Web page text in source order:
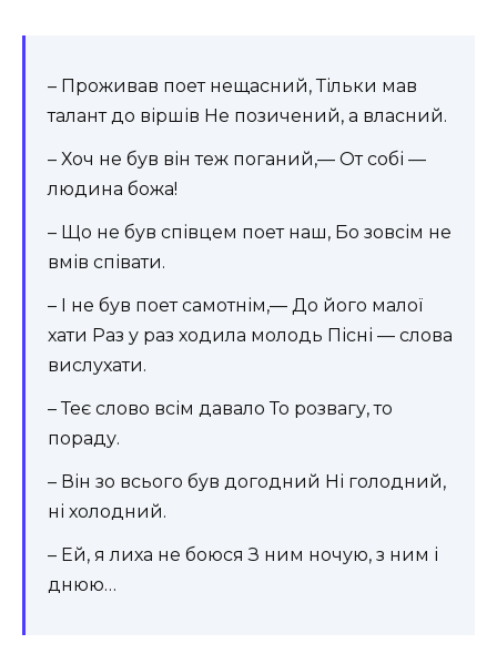
– Проживав поет нещасний, Тільки мав
талант до віршів Не позичений, а власний.
– Хоч не був він теж поганий,— От собі —
людина божа!
– Що не був співцем поет наш, Бо зовсім не
вмів співати.
– І не був поет самотнім,— До його малої
хати Раз у раз ходила молодь Пісні — слова
вислухати.
– Теє слово всім давало То розвагу, то
пораду.
– Він зо всього був догодний Ні голодний,
ні холодний.
– Ей, я лиха не боюся З ним ночую, з ним і
днюю…